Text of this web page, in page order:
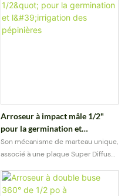
exploitations agricoles, les
plantations et les vastes champs
cultivés. Conçu pour un arrosage à
d'irrigation.
Arroseur à impact mâle 1/2"
pour la germination et
l'irrigation des pépinières
Son mécanisme de marteau unique,
associé à une plaque Super Diffuser
des configurations à une ou deux
buses.